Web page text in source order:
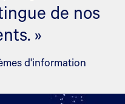
de nos
»
d'information